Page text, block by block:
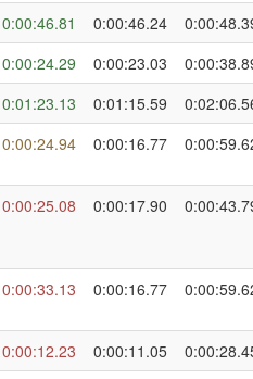
0:00:46.81 0:00:46.24
0:00:24.29 0:00:23.03
0:01:23.13 0:01:15.59
0:00:24.94 0:00:16.77
0:00:25.08 0:00:17.90
0:00:33.13 0:00:16.77
0:00:12.23 0:00:11.05